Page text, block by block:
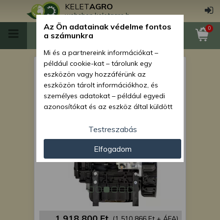
KELETAGRO
webshop.keletagro.hu
0
Force 310 motor komplett,
Yanmar 3TNV74F-SPSY
Az Ön adatainak védelme fontos
a számunkra
Mi és a partnereink információkat –
például cookie-kat – tárolunk egy
eszközön vagy hozzáférünk az
eszközön tárolt információkhoz, és
személyes adatokat – például egyedi
azonosítókat és az eszköz által küldött
személyre szabott hirdetések és
tartalom nyújtásához, hirdetés- és
tartalomméréshez, nézettségi adatok
gyűjtéséhez, valamint termékek
kifejlesztéséhez és a termékek
javításához. Az Ön engedélyével mi és a
partnereink eszközleolvasásos
módszerrel szerzett pontos geolokációs
adatokat és azonosítási információkat
Testreszabás
Elfogadom